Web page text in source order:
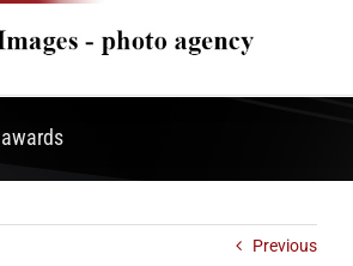
Previous